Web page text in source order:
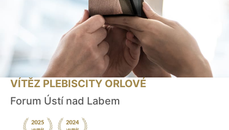
VÍTĚZ PLEBISCITY ORLOVÉ
Forum Ústí nad Labem